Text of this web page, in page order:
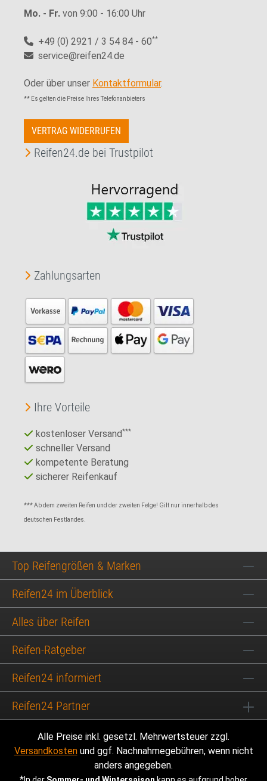
Mo. - Fr. von 9:00 - 16:00 Uhr
+49 (0) 2921 / 3 54 84 - 60**
service@reifen24.de
Oder über unser Kontaktformular.
** Es gelten die Preise Ihres Telefonanbieters
VERTRAG WIDERRUFEN
Reifen24.de bei Trustpilot
Zahlungsarten
Ihre Vorteile
kostenloser Versand***
schneller Versand
kompetente Beratung
sicherer Reifenkauf
*** Ab dem zweiten Reifen und der zweiten Felge! Gilt nur innerhalb des
deutschen Festlandes.
Top Reifengrößen & Marken
Reifen24 im Überblick
Alles über Reifen
Reifen-Ratgeber
Reifen24 informiert
Reifen24 Partner
Alle Preise inkl. gesetzl. Mehrwertsteuer zzgl.
Versandkostenund ggf. Nachnahmegebühren, wenn nicht
anders angegeben.